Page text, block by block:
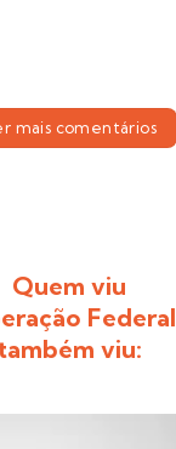
mais comentários
Quem viu
Federal
viu: